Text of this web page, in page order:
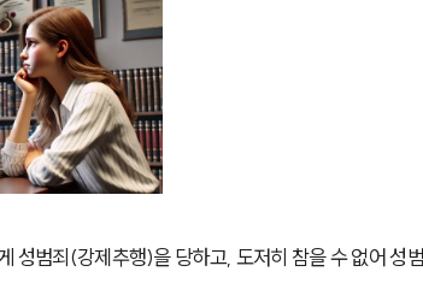
성범죄(강제추행)을 당하고, 도저히 참을 수 없어 성